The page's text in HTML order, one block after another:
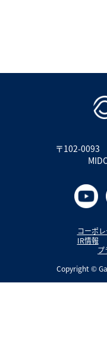
〒102-0093
コーポ
IR情報
プ
Copyright ©